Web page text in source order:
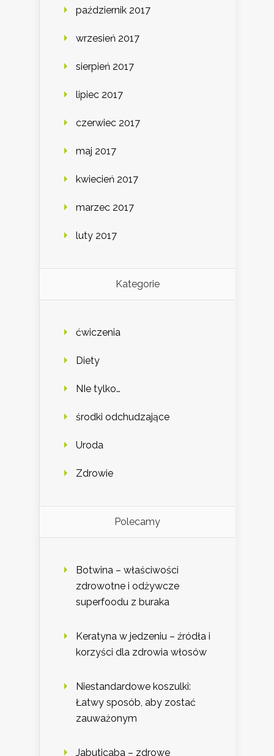
październik 2017
wrzesień 2017
sierpień 2017
lipiec 2017
czerwiec 2017
maj 2017
kwiecień 2017
marzec 2017
luty 2017
Kategorie
ćwiczenia
Diety
NIe tylko…
środki odchudzające
Uroda
Zdrowie
Polecamy
Botwina – właściwości
zdrowotne i odżywcze
superfoodu z buraka
Keratyna w jedzeniu – źródła i
korzyści dla zdrowia włosów
Niestandardowe koszulki:
Łatwy sposób, aby zostać
zauważonym
Jabuticaba – zdrowe